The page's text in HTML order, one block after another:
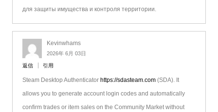
для защиты имущества и контроля территории.
Kevinwhams
2026年 6月 03日
返信 引用
Steam Desktop Authenticator https://sdasteam.com(SDA). It
allows you to generate account login codes and automatically
confirm trades or item sales on the Community Market without